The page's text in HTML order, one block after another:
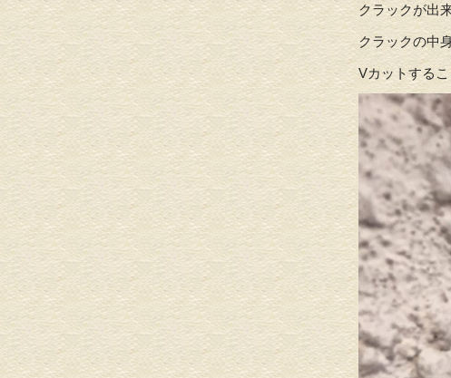
クラックが出
クラックの中
Vカットする